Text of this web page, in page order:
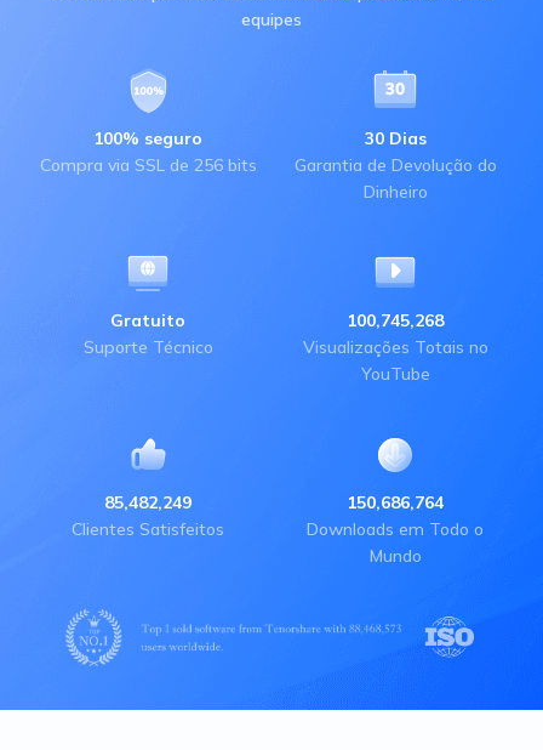
equipes
100% seguro
Compra via SSL de 256 bits
30 Dias
Garantia de Devolução do
Dinheiro
Gratuito
Suporte Técnico
100,745,268
Visualizações Totais no
YouTube
85,482,249
Clientes Satisfeitos
150,686,764
Downloads em Todo o
Mundo